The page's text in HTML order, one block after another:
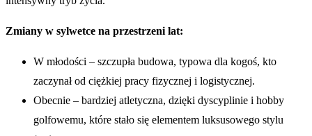
Zmiany w sylwetce na przestrzeni lat:
W młodości – szczupła budowa, typowa dla kogoś, kto
zaczynał od ciężkiej pracy fizycznej i logistycznej.
Obecnie – bardziej atletyczna, dzięki dyscyplinie i hobby
golfowemu, które stało się elementem luksusowego stylu